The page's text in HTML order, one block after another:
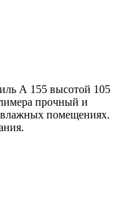
А 155 высотой 105
прочный и
помещениях.